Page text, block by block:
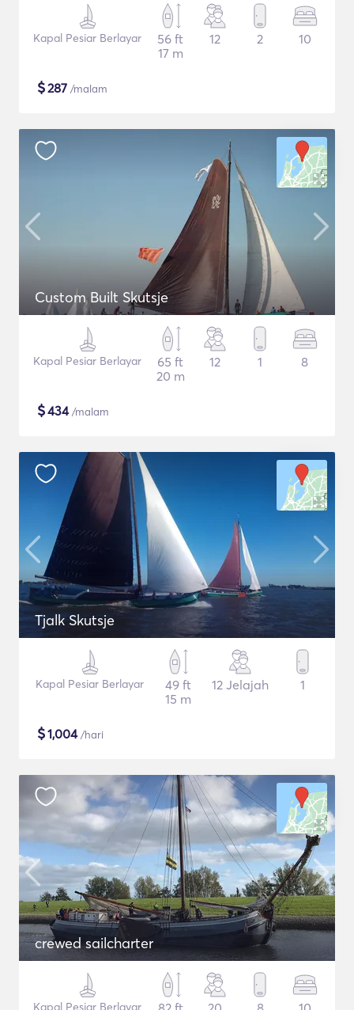
Kapal Pesiar Berlayar
56 ft
17 m
12 2 10
$287 /malam
Custom Built Skutsje
Kapal Pesiar Berlayar
65 ft
20 m
12 1 8
$434/malam
Tjalk Skutsje
Kapal Pesiar Berlayar
49 ft
15 m
12 Jelajah 1
$1,004/hari
crewed sailcharter
Kapal Pesiar Berlayar